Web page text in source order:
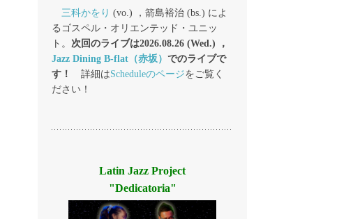
三科かをり (vo.) ，箭島裕治 (bs.) によ
るゴスペル・オリエンテッド・ユニッ
ト。 次回のライブは2026.08.26 (Wed.) ，
Jazz Dining B-flat（赤坂） でのライブで
す！
詳細はScheduleのページをご覧く
ださい！
Latin Jazz Project
"Dedicatoria"